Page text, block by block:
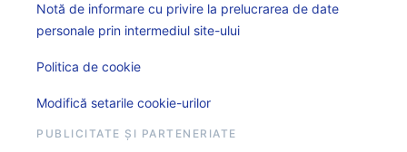
Notă de informare cu privire la prelucrarea de date
personale prin intermediul site-ului
Politica de cookie
Modifică setarile cookie-urilor
PUBLICITATE ȘI PARTENERIATE